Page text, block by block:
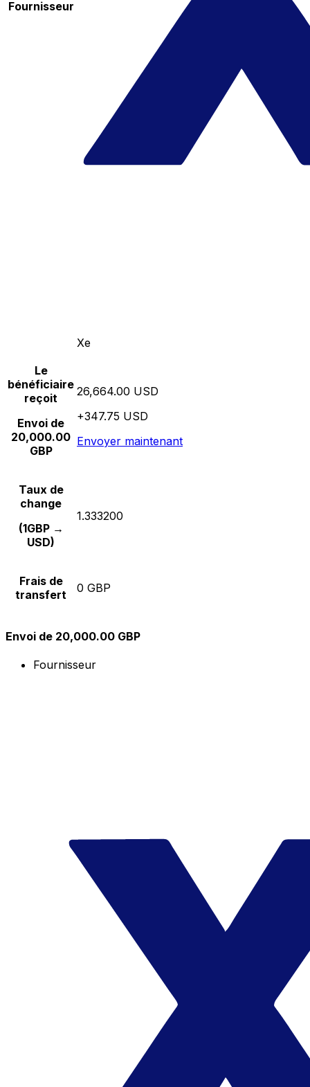
Fournisseur
Xe
Le
bénéficiaire
reçoit
Envoi de
20,000.00
GBP
26,664.00 USD
+347.75 USD
Envoyer maintenant
Taux de
change
(1GBP →
USD)
1.333200
Frais de
transfert
0 GBP
Envoi de 20,000.00 GBP
Fournisseur